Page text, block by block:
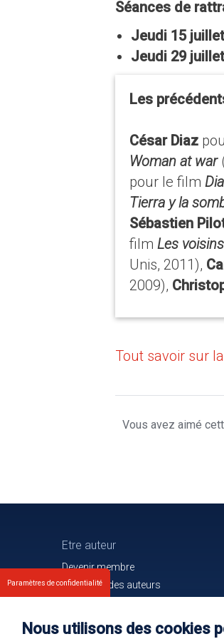
Séances de
Jeudi 15
Jeudi 29
Les
César Diaz
Woman at war
pour le film
Tierra y la
Sébastien
film Les
Unis, 2011),
2009),
Tout savoir sur
Vous avez aimé
Etre auteur
Devenir membre
Les droits des auteurs
Nos membres
Paramètres de confidentialité
Nous utilisons des cookies